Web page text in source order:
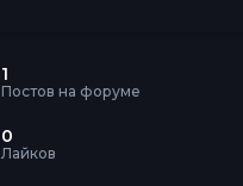
1
Постов на форуме
0
Лайков